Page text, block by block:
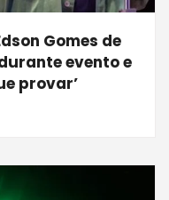
Gomes de
evento e
provar’